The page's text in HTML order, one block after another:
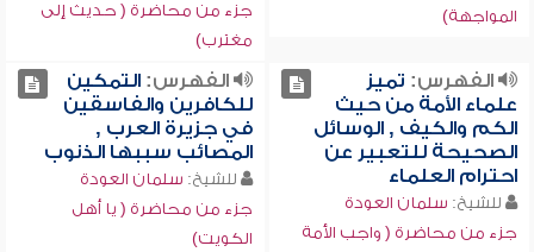
المواجهة)
جزء من محاضرة ( حديث إلى
مغترب)
الفهرس: تميز
علماء الأمة من حيث
الكم والكيف , الوسائل
الصحيحة للتعبير عن
احترام العلماء
للشيخ: سلمان العودة
جزء من محاضرة ( واجب الأمة
الفهرس:التمكين
للكافرين والفاسقين
في جزيرة العرب ,
المصائب سببها الذنوب
للشيخ: سلمان العودة
جزء من محاضرة ( يا أهل
الكويت)